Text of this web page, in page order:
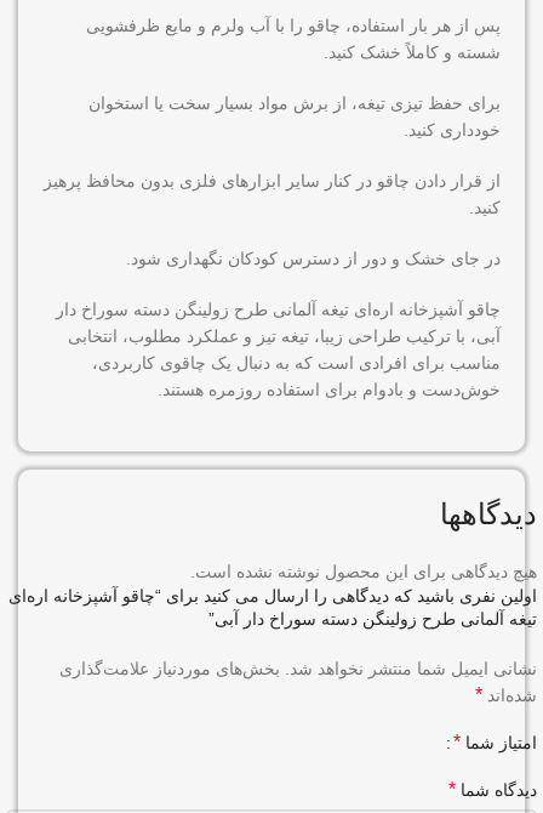
پس از هر بار استفاده، چاقو را با آب ولرم و مایع ظرفشویی
شسته و کاملاً خشک کنید.
برای حفظ تیزی تیغه، از برش مواد بسیار سخت یا استخوان
خودداری کنید.
از قرار دادن چاقو در کنار سایر ابزارهای فلزی بدون محافظ پرهیز
کنید.
در جای خشک و دور از دسترس کودکان نگهداری شود.
چاقو آشپزخانه اره‌ای تیغه آلمانی طرح زولینگن دسته سوراخ دار
آبی، با ترکیب طراحی زیبا، تیغه تیز و عملکرد مطلوب، انتخابی
مناسب برای افرادی است که به دنبال یک چاقوی کاربردی،
خوش‌دست و بادوام برای استفاده روزمره هستند.
دیدگاهها
هیچ دیدگاهی برای این محصول نوشته نشده است.
اولین نفری باشید که دیدگاهی را ارسال می کنید برای “چاقو آشپزخانه اره‌ای
تیغه آلمانی طرح زولینگن دسته سوراخ دار آبی”
نشانی ایمیل شما منتشر نخواهد شد.
بخش‌های موردنیاز علامت‌گذاری
شده‌اند *
امتیاز شما *
دیدگاه شما *